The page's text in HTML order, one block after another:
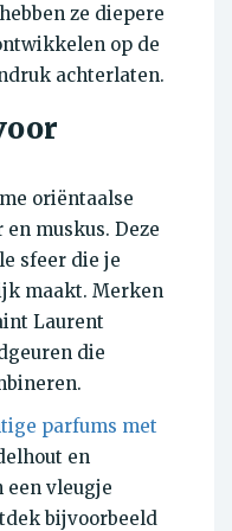
ze diepere
op de
achterlaten.
oriëntaalse
muskus. Deze
sfeer die je
maakt. Merken
Laurent
die
parfums met
en
een vleugje
bijvoorbeeld